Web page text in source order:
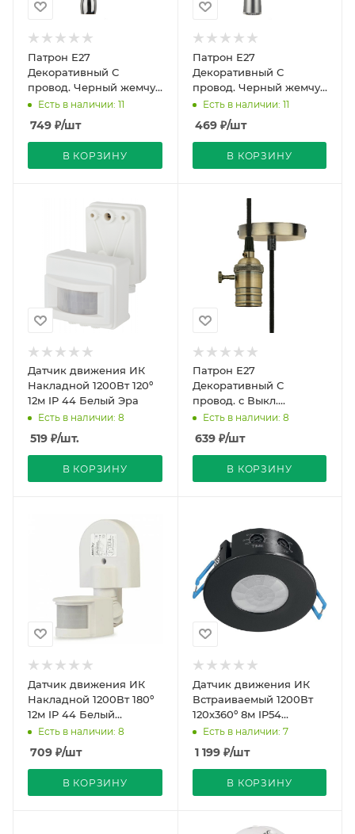
Патрон Е27
Декоративный С
провод. Черный жемчуг
1000мм S32 Techno Uniel
Есть в наличии: 11
749 ₽/шт
В КОРЗИНУ
Патрон Е27
Декоративный С
провод. Черный жемчуг
1000мм S31 Techno Uniel
Есть в наличии: 11
469₽/шт
В КОРЗИНУ
Датчик движения ИК
Накладной 1200Вт 120º
12м IP 44 Белый Эра
Есть в наличии: 8
519 ₽/шт.
В КОРЗИНУ
Патрон Е27
Декоративный С
провод. c Выкл.
(поворотный) Бронза
1000мм S24K Vintage
Uniel
Есть в наличии: 8
639₽/шт
В КОРЗИНУ
Датчик движения ИК
Накладной 1200Вт 180º
12м IP 44 Белый
115х60х140мм SMARTBUY
Есть в наличии: 8
709 ₽/шт
В КОРЗИНУ
Датчик движения ИК
Встраиваемый 1200Вт
120х360º 8м IP54
Черный 76х49(61,5))мм
SEN55 Feron
Есть в наличии: 7
1 199₽/шт
В КОРЗИНУ